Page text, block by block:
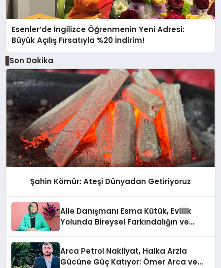
Esenler’de İngilizce Öğrenmenin Yeni Adresi:
Büyük Açılış Fırsatıyla %20 İndirim!
Son Dakika
Şahin Kömür: Ateşi Dünyadan Getiriyoruz
Aile Danışmanı Esma Kütük, Evlilik
Yolunda Bireysel Farkındalığın ve
Arca Petrol Nakliyat, Halka Arzla
Gücüne Güç Katıyor: Ömer Arca ve